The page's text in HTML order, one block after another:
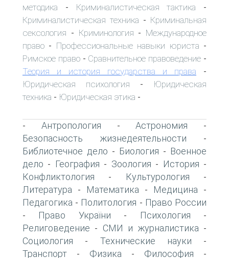
методика - Криминалистическая тактика -
Криминалистическая техника - Криминальная
сексология - Криминология - Международное
право - Профессиональные навыки юриста -
Римское право- Сравнительное правоведение -
Теория и история государства и права -
Юридическая психология -
Юридическая
техника - Юридическая этика -
- Антропология -Астрономия -
Безопасность жизнедеятельности -
Библиотечное дело - Биология - Военное
дело - География - Зоология - История -
Конфликтология - Культурология -
Литература - Математика - Медицина -
Педагогика - Политология - Право России
- Право України - Психология -
Религоведение - СМИ и журналистика -
Социология - Технические науки -
Транспорт - Физика - Философия -